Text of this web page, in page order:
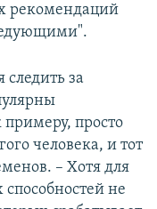
рекомендаций
за
просто
человека, и тот
– Хотя для
не